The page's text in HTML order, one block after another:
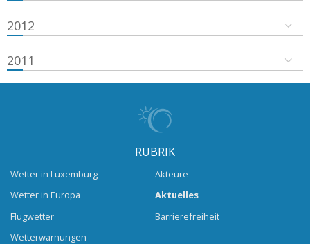
2012
2011
RUBRIK
Wetter in Luxemburg
Wetter in Europa
Flugwetter
Wetterwarnungen
Akteure
Aktuelles
Barrierefreiheit